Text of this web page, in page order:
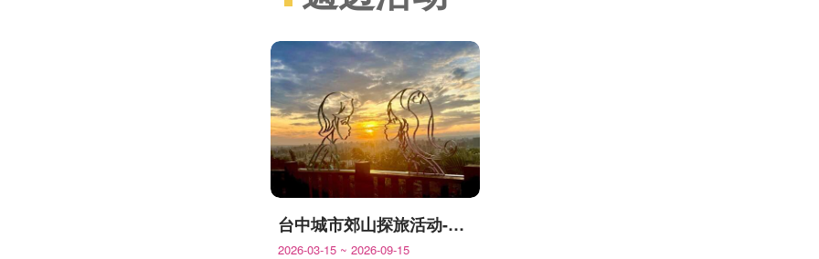
台中城市郊山探旅活动-我是登山王
2026-03-15 ~ 2026-09-15